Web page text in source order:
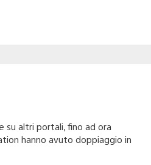
altri portali, fino ad ora
hanno avuto doppiaggio in